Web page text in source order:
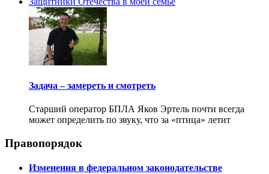
Задача – замереть и смотреть
Старший оператор БПЛА Яков Эртель почти всегда
может определить по звуку, что за «птица» летит
Правопорядок
Изменения в федеральном законодательстве